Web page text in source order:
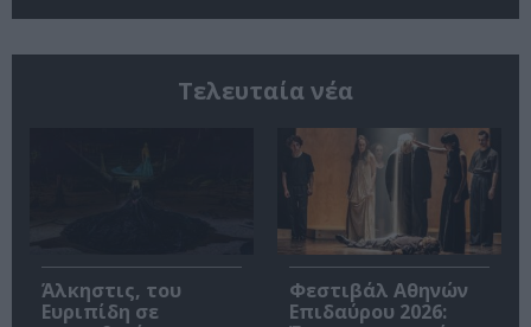
Τελευταία νέα
Άλκηστις, του
Ευριπίδη σε
Φεστιβάλ Αθηνών
Επιδαύρου 2026: